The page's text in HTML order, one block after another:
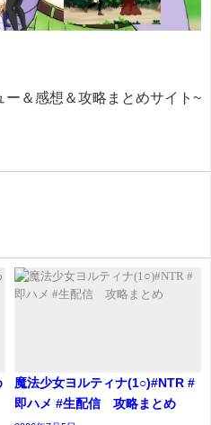
ー＆感想＆攻略まとめサイト~
魔法少女ヨルティナ(1○)#NTR #
即ハメ #生配信 攻略まとめ